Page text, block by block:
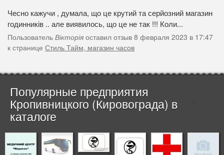
Чесно кажучи , думала, що це крутий та серйозний магазин
годинників .. але виявилось, що це не так !!! Коли...
Пользователь Вікторія оставил отзыв 8 февраля 2023 в 17:47
к странице Стиль Тайм, магазин часов
Популярные предприятия
Кропивницкого (Кировограда) в
каталоге